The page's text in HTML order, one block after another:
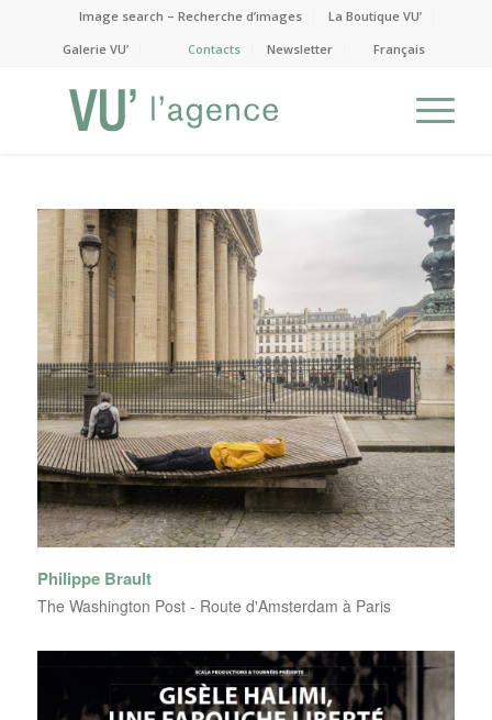
Image search – Recherche d’images
La Boutique VU’
Galerie VU’
Contacts Newsletter Français
Philippe Brault
The Washington Post - Route d'Amsterdam à Paris